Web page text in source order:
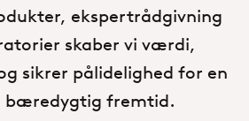
ekspertrådgivning
skaber vi værdi,
sikrer pålidelighed for en
bæredygtig fremtid.